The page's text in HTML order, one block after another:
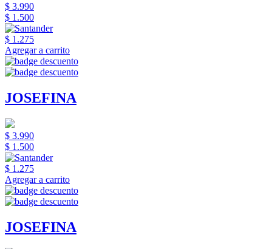
$ 3.990
$ 1.500
$ 1.275
Agregar a carrito
JOSEFINA
$ 3.990
$ 1.500
$ 1.275
Agregar a carrito
JOSEFINA